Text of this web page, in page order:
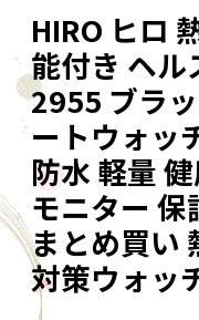
HIRO ヒロ
能付き ヘル
2955 ブラ
ートウォッ
防水 軽量
モニター 保
まとめ買い
対策ウォッ